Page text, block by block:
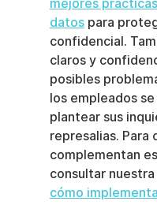
mejores
datos para
confidencial.
claros y
posibles
los empleados
plantear sus
represalias. Para
complementan
consultar
cómo